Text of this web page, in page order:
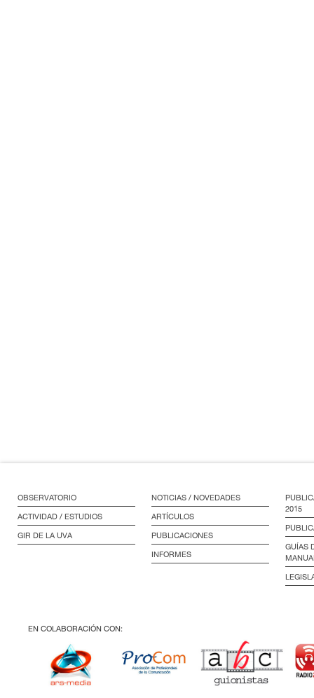
OBSERVATORIO
ACTIVIDAD / ESTUDIOS
GIR DE LA UVA
NOTICIAS / NOVEDADES
ARTÍCULOS
PUBLICACIONES
INFORMES
2015
GUÍAS
EN COLABORACIÓN CON: